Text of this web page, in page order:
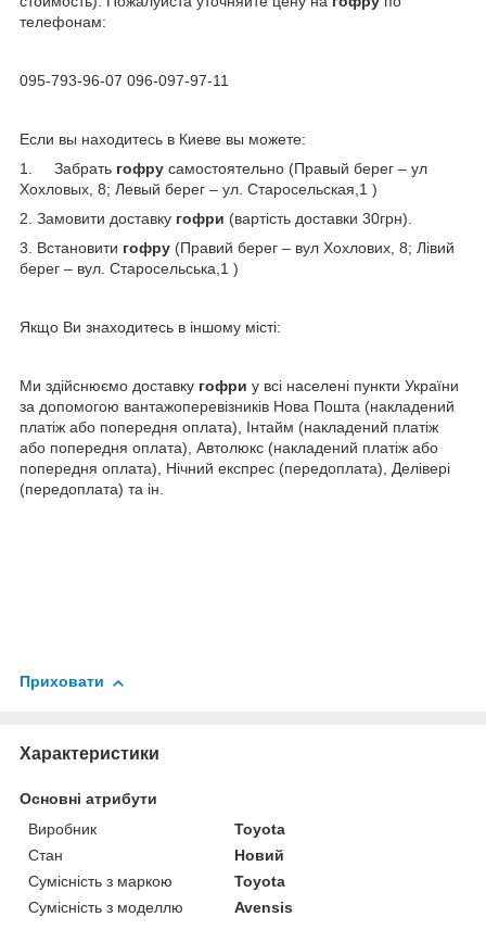
телефонам:
095-793-96-07 096-097-97-11
Если вы находитесь в Киеве вы можете:
1. Забрать гофру самостоятельно (Правый берег – ул
Хохловых, 8; Левый берег – ул. Старосельская,1 )
2. Замовити доставку гофри (вартість доставки 30грн).
3. Встановити гофру (Правий берег – вул Хохлових, 8; Лівий
берег – вул. Старосельська,1 )
Якщо Ви знаходитесь в іншому місті:
Ми здійснюємо доставку гофри у всі населені пункти України
за допомогою вантажоперевізників Нова Пошта (накладений
платіж або попередня оплата), Інтайм (накладений платіж
або попередня оплата), Автолюкс (накладений платіж або
попередня оплата), Нічний експрес (передоплата), Делівері
(передоплата) та ін.
Приховати
Характеристики
Основні атрибути
Виробник
Toyota
Стан
Новий
Сумісність з маркою
Toyota
Сумісність з моделлю
Avensis